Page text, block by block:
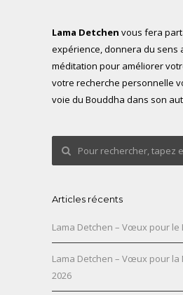
Lama Detchen vous fera
expérience, donnera du sens
méditation pour améliorer
votre recherche personnelle
voie du Bouddha dans son
Articles récents
Lama Detchen – Vœux pour le
Lama Detchen – Vœux pour la
2026